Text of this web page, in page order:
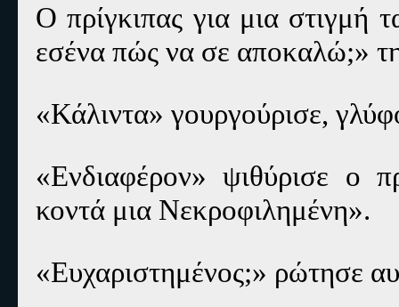
Ο πρίγκιπας για μια στιγμή
εσένα πώς να σε αποκαλώ;»
«Κάλιντα» γουργούρισε,
«Ενδιαφέρον» ψιθύρισε ο
κοντά μια Νεκροφιλημένη».
«Ευχαριστημένος;» ρώτησε